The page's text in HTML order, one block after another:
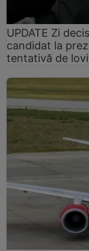
UPDATE Zi
candidat la
tentativă de